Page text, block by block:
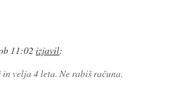
11:02 izjavil:
velja 4 leta. Ne rabiš računa.